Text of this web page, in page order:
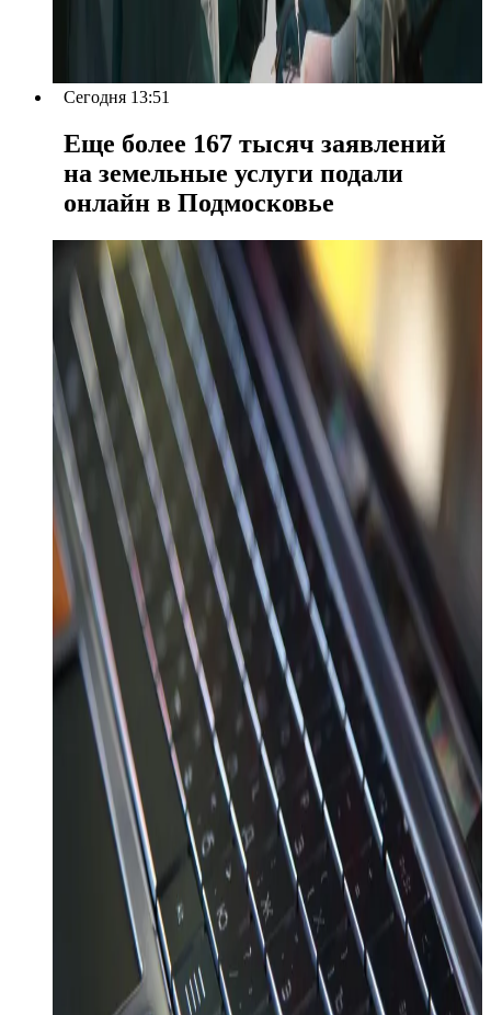
Сегодня 13:51
Еще более 167 тысяч заявлений
на земельные услуги подали
онлайн в Подмосковье